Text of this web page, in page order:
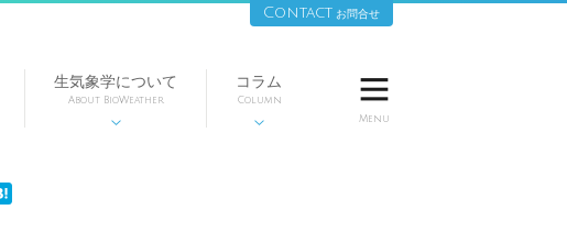
生気象学について
About BioWeather

コラム
Column


Menu
Contact お問合せ